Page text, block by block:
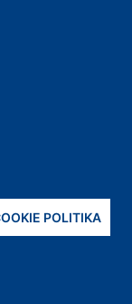
POLITIKA